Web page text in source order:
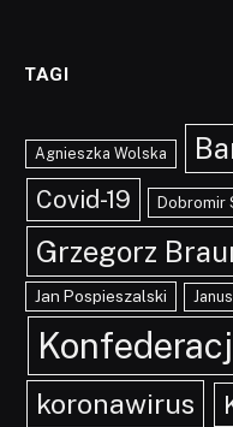
TAGI
Agnieszka Wolska
Covid-19 Dobromir
Grzegorz
Jan Pospieszalski
koronawirus